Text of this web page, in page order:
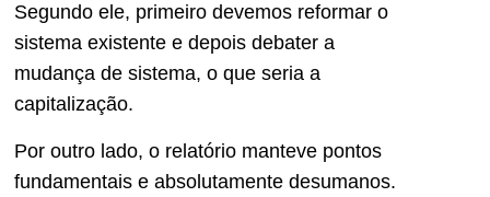
Segundo ele, primeiro devemos reformar o
sistema existente e depois debater a
mudança de sistema, o que seria a
capitalização.
Por outro lado, o relatório manteve pontos
fundamentais e absolutamente desumanos.